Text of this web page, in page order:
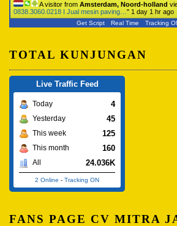
A visitor from Amsterdam, Noord-holland
0838.3060.0218 I Jual mesin paving… " 1 day 1 hr ago
Get Script Real Time Tracking
TOTAL KUNJUNGAN
Live Traffic Feed
Today 4
Yesterday 45
This week 125
This month 160
All 24.036K
2 Online - Tracking ON
FANS PAGE CV MITRA